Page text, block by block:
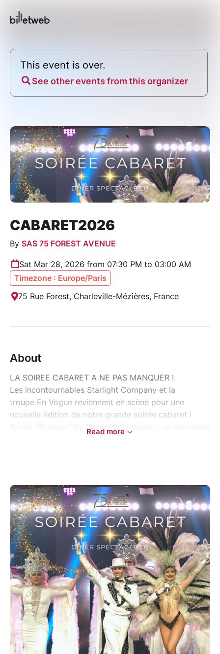
This event is over.
See other events from this organizer
CABARET2026
By SAS 75 FOREST AVENUE
Sat Mar 28, 2026 from 07:30 PM to 03:00 AM
Timezone : Europe/Paris
75 Rue Forest, Charleville-Mézières, France
About
LA SOIREE CABARET A NE PAS MANQUER !
Les incontournables Starlight Company et la
troupe En Vogue reviennent en scène pour une
nouvelle édition de notre grande soirée cabaret !
Revue “Bonheur” by Starlight Company : un spectacle
feront vibrer la scène.
Et parce qu’une belle soirée se termine toujours en
musique…
DJ set en fin de soirée pour faire durer la fête !
Au Menu :
Coquille de saumon en 2 façons, crevette citron,
crème de cerfeuil et basilic
Suprême de pintadeau farci aux pommes et
châtaines, velouté de champignons, gratin de pomme
de terre, tomate provençale
croustillant aux 3 chocolats, crème de pistache,
cacahuètes grillées et framboise fraîche
café
Dîner - spectacle - DJ
Read more